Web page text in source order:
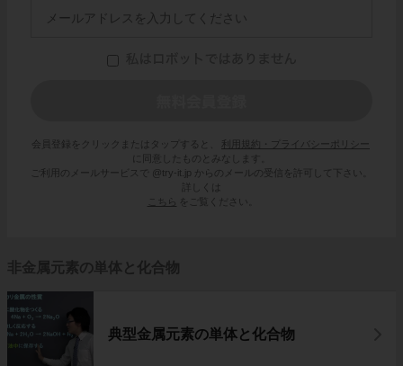
会員登録をクリックまたはタップすると、
利用規約・プライバシーポリシー
に同意したものとみなします。
ご利用のメールサービスで @try-it.jp からのメールの受信を許可して下さい。
詳しくは
こちら
をご覧ください。
非金属元素の単体と化合物
典型金属元素の単体と化合物